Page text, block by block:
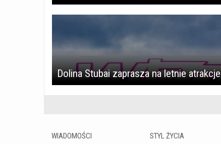
Dolina Stubai zaprasza na letnie atrakcje
WIADOMOŚCI STYL ŻYCIA